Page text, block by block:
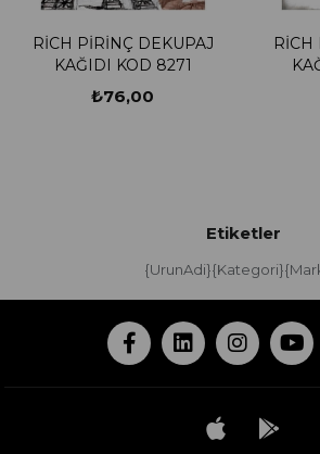
RİCH PİRİNÇ DEKUPAJ
KAĞIDI KOD 8271
₺76,00
RİCH
Etiketler